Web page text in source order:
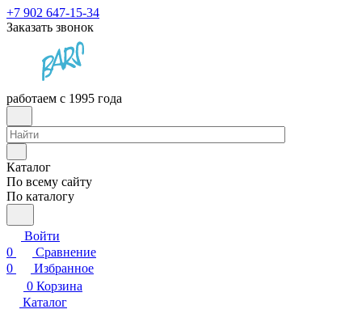
+7 902 647-15-34
Заказать звонок
работаем с 1995 года
Каталог
По всему сайту
По каталогу
Войти
0
Сравнение
0
Избранное
0 Корзина
Каталог